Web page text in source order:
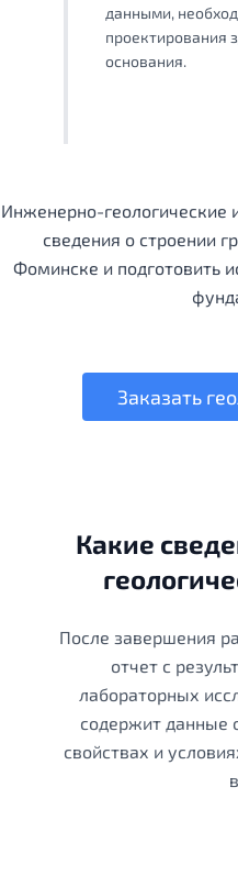
данными,
проектирования
основания.
Инженерно-геологические
сведения о строении
Фоминске и подготовить
Заказать
Какие
После завершения
отчет с
лабораторных
содержит данные
свойствах и